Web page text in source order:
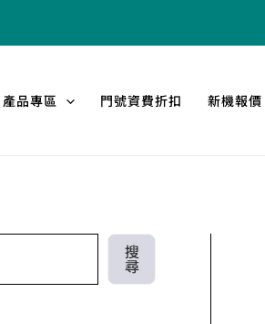
產品專區 門號資費折扣 新機報價
搜
尋